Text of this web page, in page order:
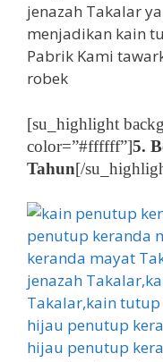
jenazah Takalar
menjadikan kain
Pabrik Kami
robek
[su_highlight
color=”#ffffff”]5.
Tahun[/